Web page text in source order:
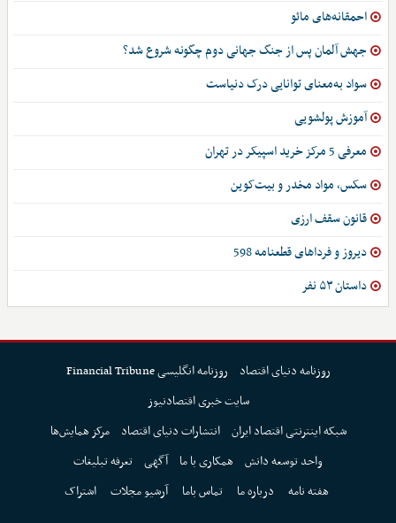
احمقانه‌های مائو
جهش آلمان پس از جنگ جهانی دوم چگونه شروع شد؟
سواد به‌معنای توانایی درک دنیاست
آموزش پولشویی
معرفی 5 مرکز خرید اسپیکر در تهران
سکس، مواد مخدر و بیت‌کوین
قانون سقف ارزی
دیروز و فرداهای قطعنامه 598
داستان ۵۳ نفر
روزنامه دنیای اقتصاد
روزنامه انگلیسی Financial Tribune
سایت خبری اقتصادنیوز
شبکه اینترنتی اقتصاد ایران انتشارات دنیای اقتصاد
مرکز همایش‌ها
واحد توسعه دانش همکاری با ما آگهی تعرفه تبلیغات
هفته نامه
درباره ما تماس باما آرشیو مجلات اشتراک